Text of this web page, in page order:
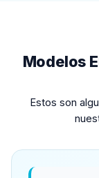
Modelos
Estos son